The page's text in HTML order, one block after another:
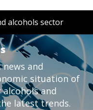
alcohols sector
and
situation of
and
latest trends.